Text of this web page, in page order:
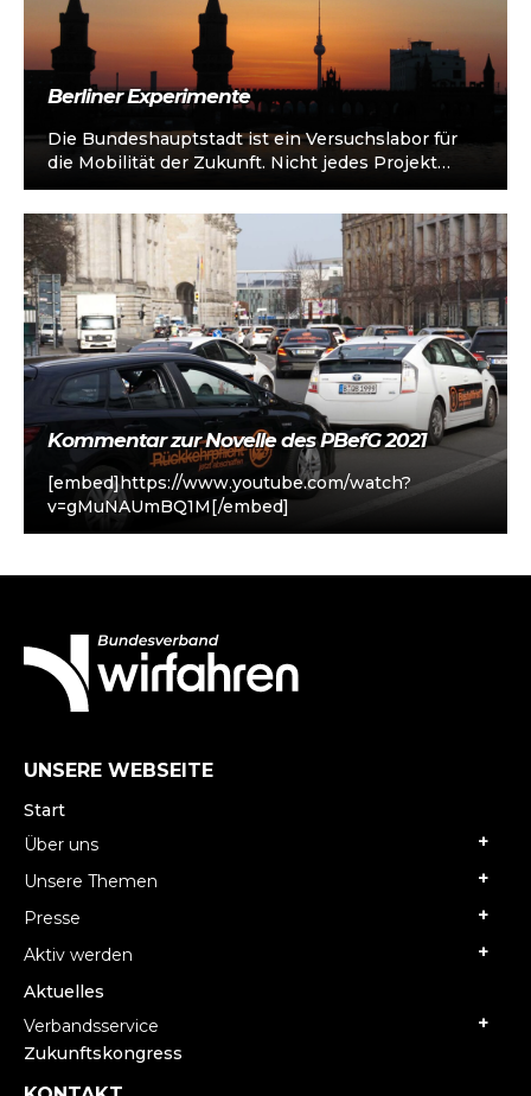
Berliner Experimente
Die Bundeshauptstadt ist ein Versuchslabor für
die Mobilität der Zukunft. Nicht jedes Projekt
eignet sich zur Nachahmung. Aber lernen kann…
Kommentar zur Novelle des PBefG 2021
[embed]https://www.youtube.com/watch?
v=gMuNAUmBQ1M[/embed]
UNSERE WEBSEITE
Start
Über uns
Unsere Themen
Presse
Aktiv werden
Aktuelles
Verbandsservice
Zukunftskongress